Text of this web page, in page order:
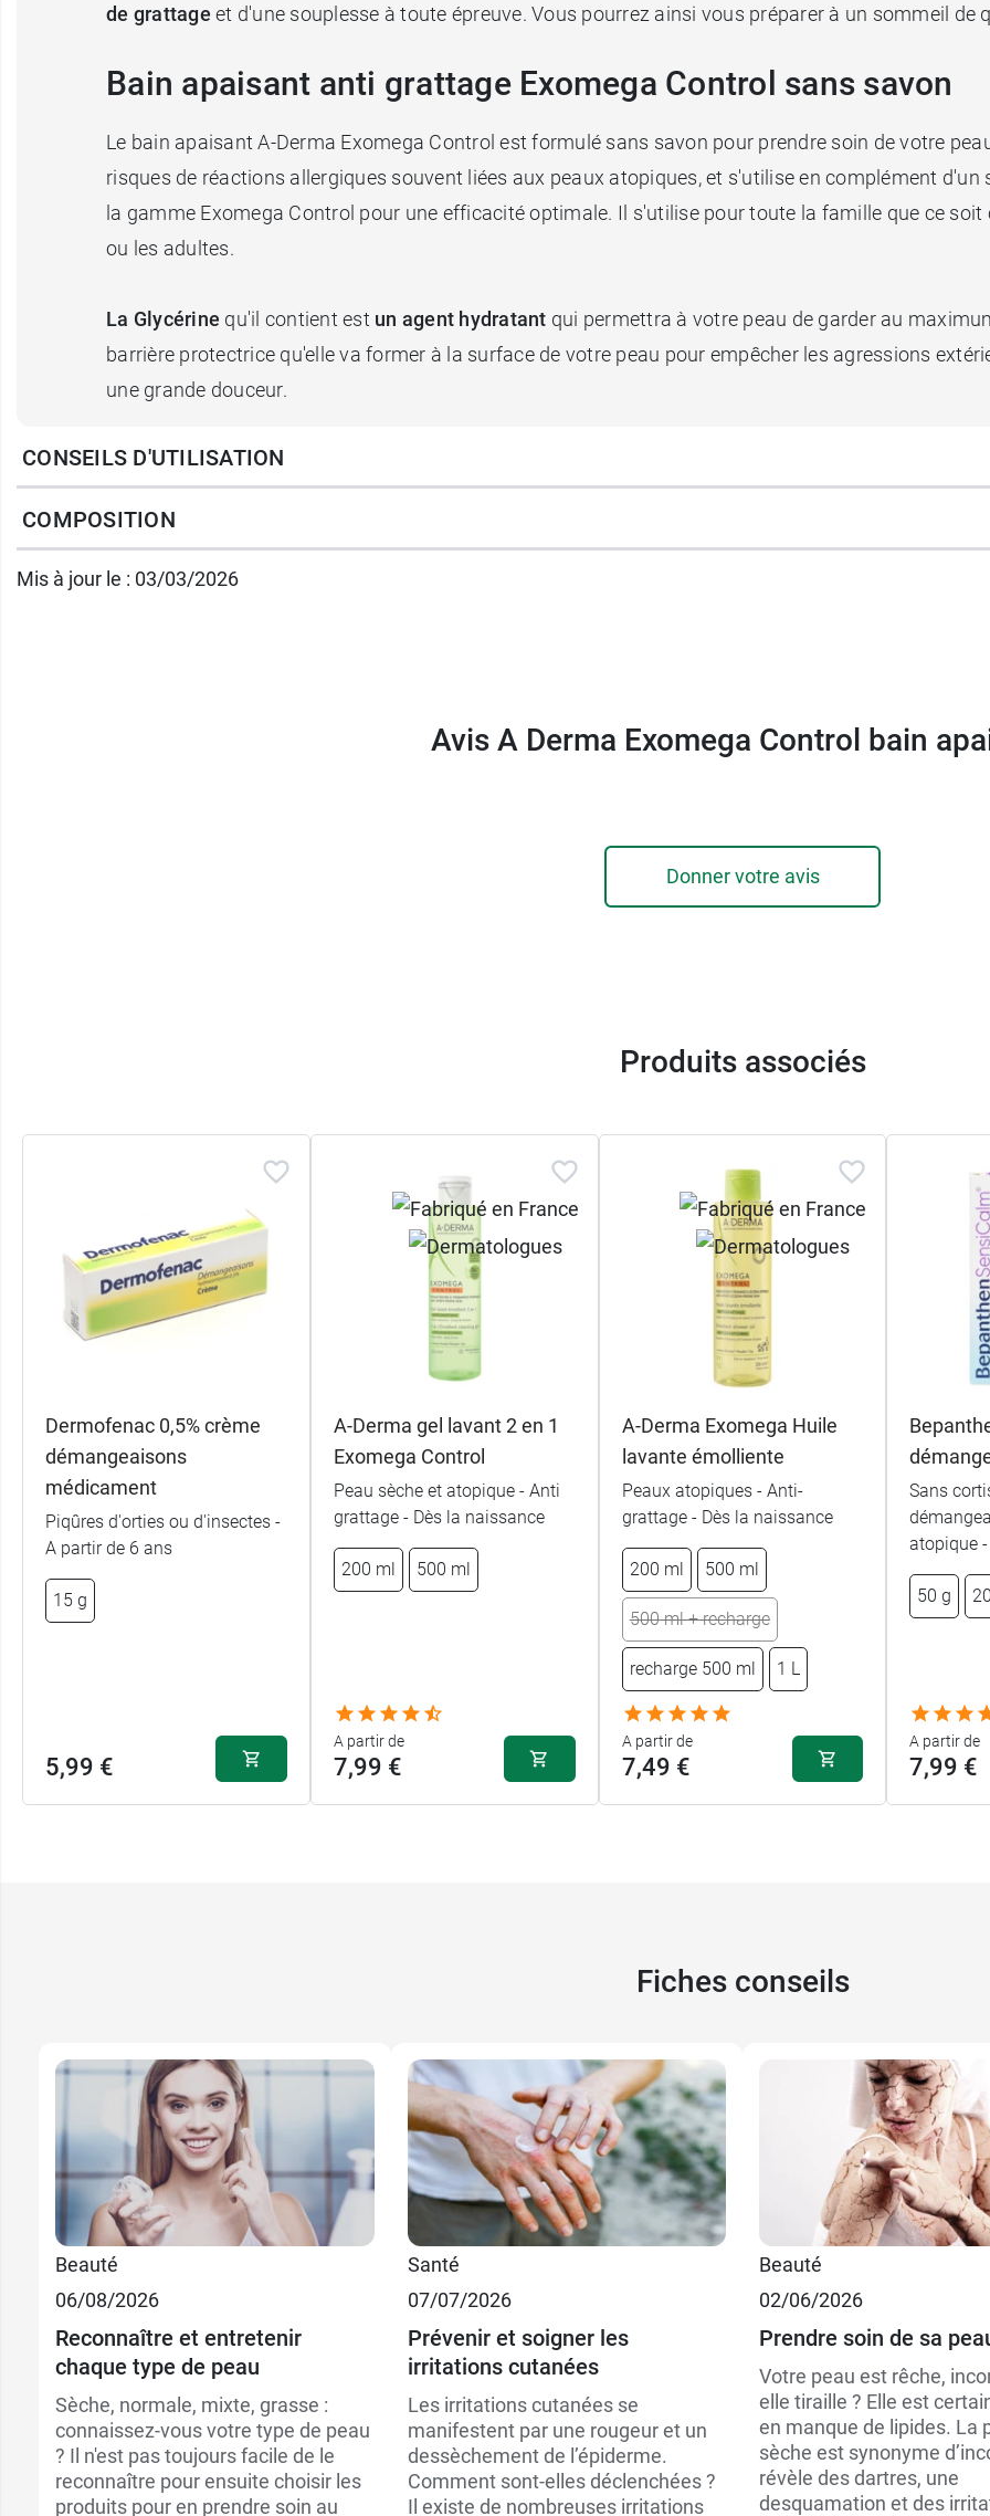
de grattage et d'une souplesse à toute épreuve. Vous pourrez ainsi vous préparer à un sommeil de
Bain apaisant anti grattage Exomega Control sans savon
Le bain apaisant A-Derma Exomega Control est formulé sans savon pour prendre soin de votre
risques de réactions allergiques souvent liées aux peaux atopiques, et s'utilise en complément
la gamme Exomega Control pour une efficacité optimale. Il s'utilise pour toute la famille que ce
ou les adultes.
La Glycérine qu'il contient est un agent hydratant qui permettra à votre peau de garder au
barrière protectrice qu'elle va former à la surface de votre peau pour empêcher les agressions
une grande douceur.
Sans savon
Nourrissez votre peau avec le
CONSEILS D'UTILISATION
COMPOSITION
Mis à jour le : 03/03/2026
Avis A Derma Exomega Control bain
Donner votre avis
Produits associés
Dermofenac 0,5% crème
démangeaisons
médicament
Piqûres d'orties ou d'insectes -
A partir de 6 ans
15 g
5,99 €
A-Derma gel lavant 2 en 1
Exomega Control
Peau sèche et atopique - Anti
grattage - Dès la naissance
200 ml 500 ml
A partir de
7,99 €
7,99 €
A-Derma Exomega Huile
lavante émolliente
Peaux atopiques - Anti-
grattage - Dès la naissance
200 ml 500 ml
500 ml + recharge
recharge 500 ml 1 L
A partir de
7,49 €
200 ml
500 ml
16,89 €
7,49 €
14,79 €
Sans
atopique
50 g
A partir de
7,99 €
20 g
Fiches conseils
Beauté
06/08/2026
Reconnaître et entretenir
chaque type de peau
Sèche, normale, mixte, grasse :
connaissez-vous votre type de peau
? Il n'est pas toujours facile de le
reconnaître pour ensuite choisir les
produits pour en prendre soin au
Santé
07/07/2026
Prévenir et soigner les
irritations cutanées
Les irritations cutanées se
manifestent par une rougeur et un
dessèchement de l’épiderme.
Comment sont-elles déclenchées ?
Il existe de nombreuses irritations
Beauté
02/06/2026
Prendre soin de sa
Votre peau est rêche,
elle tiraille ? Elle est
en manque de lipides. La
sèche est synonyme
révèle des dartres, une
desquamation et des